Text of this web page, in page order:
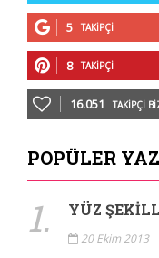
5 TAKIPÇI
8 TAKIPÇI
16.051 TAKIPÇI
POPÜLER
1. YÜZ
20 Ekim 2013